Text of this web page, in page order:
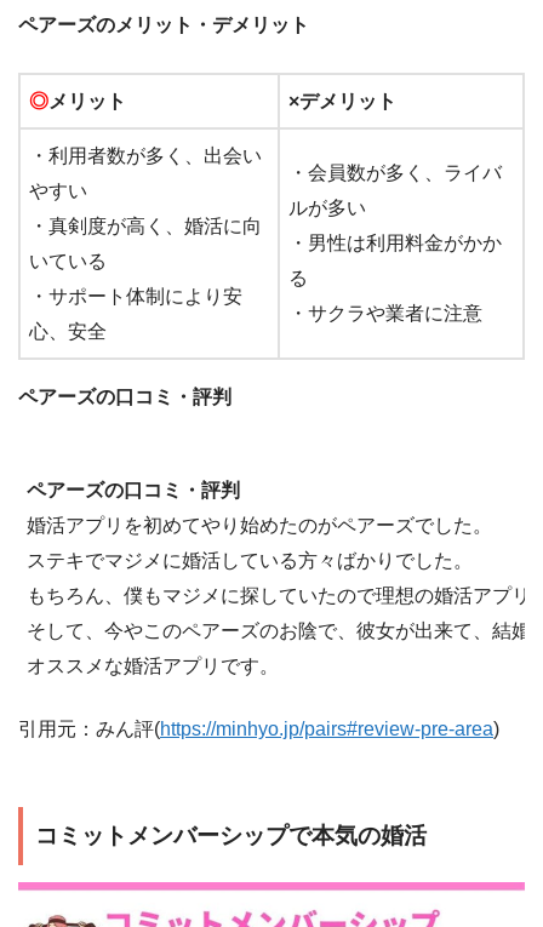
ペアーズのメリット・デメリット
◎メリット ×デメリット
・利用者数が多く、出会い
やすい
・真剣度が高く、婚活に向
いている
・サポート体制により安
心、安全
・会員数が多く、ライバ
ルが多い
・男性は利用料金がかか
る
・サクラや業者に注意
ペアーズの口コミ・評判
ペアーズの口コミ・評判
婚活アプリを初めてやり始めたのがペアーズでした。
ステキでマジメに婚活している方々ばかりでした。
もちろん、僕もマジメに探していたので理想の婚活アプリ
そして、今やこのペアーズのお陰で、彼女が出来て、結婚
オススメな婚活アプリです。
引用元：みん評(https://minhyo.jp/pairs#review-pre-area)
コミットメンバーシップで本気の婚活